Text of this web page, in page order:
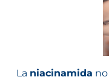
La niacinamida